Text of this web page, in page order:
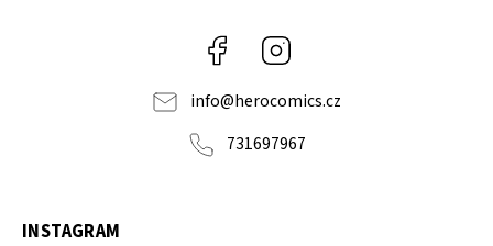
Facebook
info@herocomics.cz
731697967
INSTAGRAM